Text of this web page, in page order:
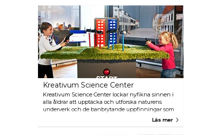
sandgjutet gjutjärn och innovativa lätta
köksredskap i gjutjärn. För entusiaster av gjutjärn,
denna plats står som ett mekka, erbjuder inte bara
ett varierat urval av köksredskap i gjutjärn utan
också en rad exklusiva produkter, allt från koppar
och knivar till porslin. Fabriksbutiken är en
skattkista fylld med dessa exceptionella föremål, alla
tillgängliga till bra priser.
Kreativum Science Center
Kreativum Science Center lockar nyfikna sinnen i
alla åldrar att upptäcka och utforska naturens
underverk och de banbrytande uppfinningar som
har format vår värld. En fängslande och spännande
Läs mer